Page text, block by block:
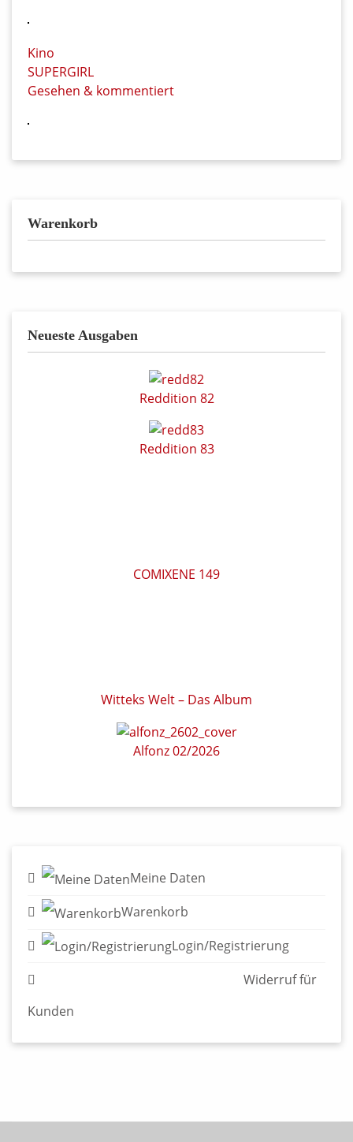
Kino
SUPERGIRL
Gesehen & kommentiert
Warenkorb
Neueste Ausgaben
Reddition 82
Reddition 83
Meine Daten
© 2026 Edition Alfons - Verlag für Graphische Literatur